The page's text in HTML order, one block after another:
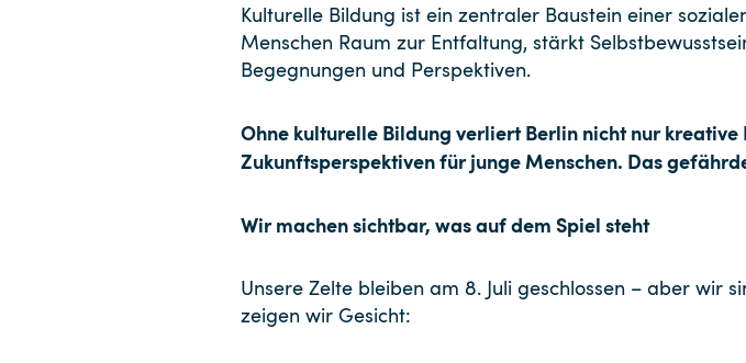
Kulturelle Bildung ist ein zentraler Baustein einer
Menschen Raum zur Entfaltung, stärkt
Begegnungen und Perspektiven.
Ohne kulturelle Bildung verliert Berlin nicht nur
Zukunftsperspektiven für junge Menschen. Das
Wir machen sichtbar, was auf dem Spiel steht
Unsere Zelte bleiben am 8. Juli geschlossen – aber wir
zeigen wir Gesicht: